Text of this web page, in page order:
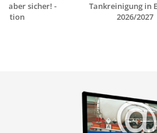
- aber sicher! -
Tankreinigung in
2026/2027